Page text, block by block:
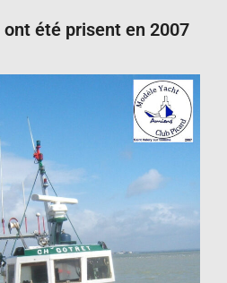
été prisent en 2007